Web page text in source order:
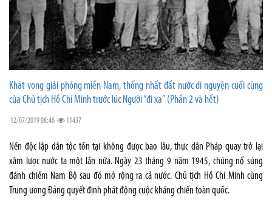
Khát vọng giải phóng miền Nam, thống nhất đất nước di nguyện cuối cùng
của Chủ tịch Hồ Chí Minh trước lúc Người “đi xa” (Phần 2 và hết)
12/07/2019 08:46 11437
Nền độc lập dân tộc tồn tại không được bao lâu, thực dân Pháp quay trở lại
xâm lược nước ta một lần nữa. Ngày 23 tháng 9 năm 1945, chúng nổ súng
đánh chiếm Nam Bộ sau đó mở rộng ra cả nước. Chủ tịch Hồ Chí Minh cùng
Trung ương Đảng quyết định phát động cuộc kháng chiến toàn quốc.